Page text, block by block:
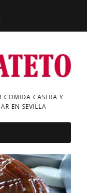
COMIDA CASERA Y
EN SEVILLA